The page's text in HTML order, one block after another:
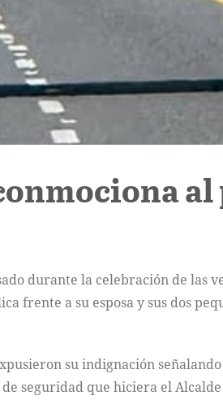
al
durante la celebración de las
frente a su esposa y sus dos
su indignación
seguridad que hiciera el